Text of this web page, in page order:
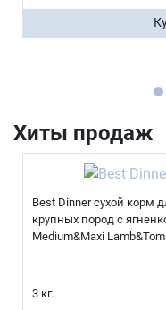
Хиты продаж
Best Dinner сухой корм
крупных пород с
Medium&Maxi
3 кг.
Продолжить
Телефон
E-mail